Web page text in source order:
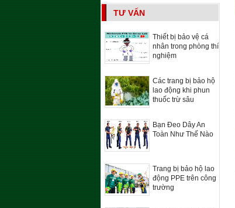
TƯ VẤN
Thiết bị bảo vệ cá
nhân trong phòng thí
nghiệm
Các trang bị bảo hộ
lao động khi phun
thuốc trừ sâu
Bạn Đeo Dây An
Toàn Như Thế Nào
Trang bị bảo hộ lao
động PPE trên công
trường